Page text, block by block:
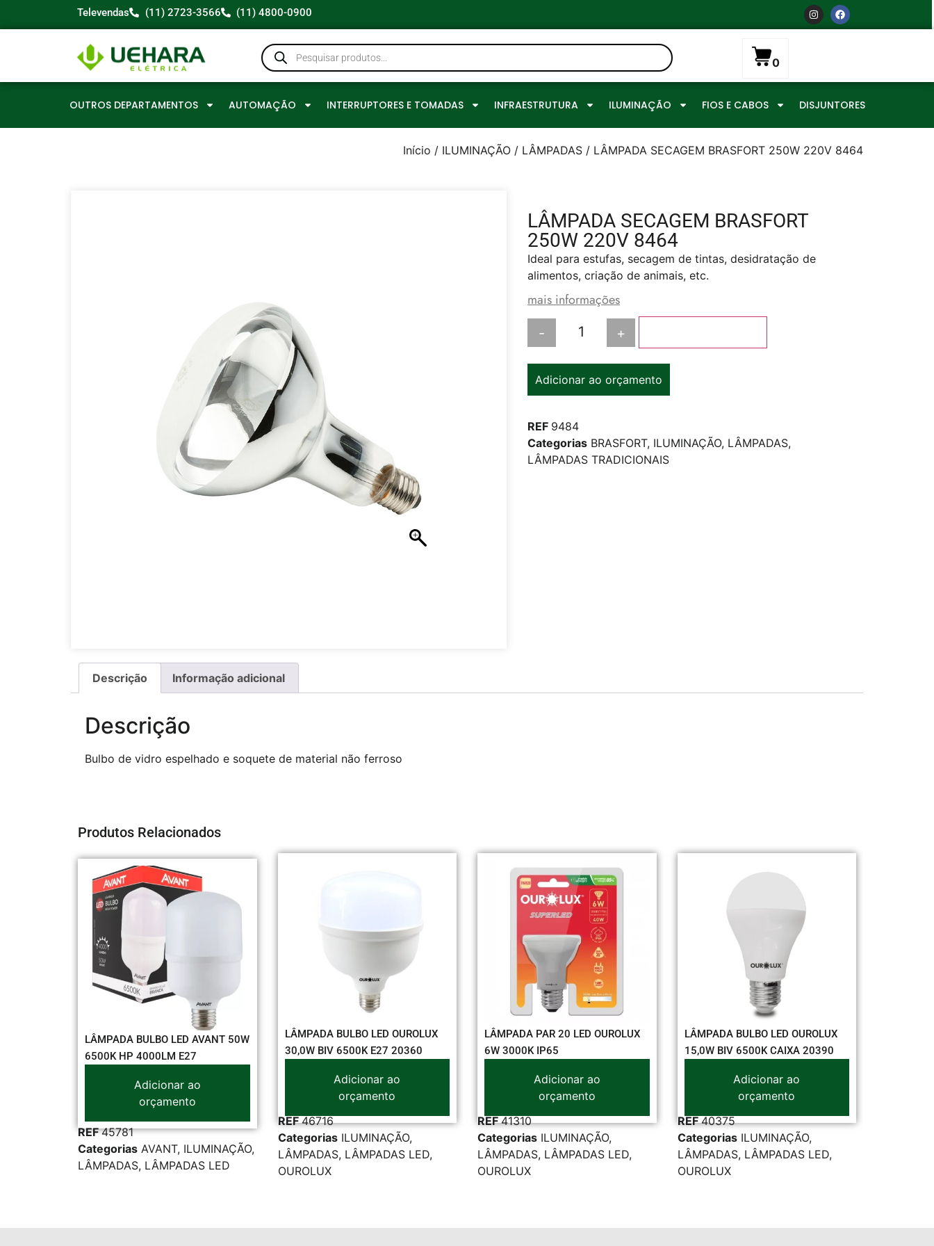
Televendas (11) 2723-3566 (11) 4800-0900
0
OUTROS DEPARTAMENTOS AUTOMAÇÃO INTERRUPTORES E TOMADAS INFRAESTRUTURA ILUMINAÇÃO FIOS E CABOS DISJUNTORES
Início / ILUMINAÇÃO / LÂMPADAS / LÂMPADA SECAGEM BRASFORT 250W 220V 8464
LÂMPADA SECAGEM BRASFORT
250W 220V 8464
Ideal para estufas, secagem de tintas, desidratação de
alimentos, criação de animais, etc.
mais informações
- +
Adicionar ao orçamento
REF 9484
Categorias BRASFORT, ILUMINAÇÃO, LÂMPADAS,
LÂMPADAS TRADICIONAIS
Descrição Informação adicional
Descrição
Bulbo de vidro espelhado e soquete de material não ferroso
Produtos Relacionados
BULBO LED AVANT 50W
HP 4000LM E27
,ILUMINAÇÃO,
LÂMPADAS LED
LÂMPADA BULBO LED OUROLUX
30,0W BIV 6500K E27 20360
REF46716
ILUMINAÇÃO,
LÂMPADAS,LÂMPADAS LED,
OUROLUX
LÂMPADA PAR 20 LED OUROLUX
6W 3000K IP65
REF41310
Categorias
ILUMINAÇÃO,
LÂMPADAS
LÂMPADAS LED,
LÂMPADA BULBO LED OUROLUX
15,0W BIV 6500K CAIXA 20390
REF40375
Categorias
ILUMINAÇÃO,
LÂMPADAS
LÂMPADAS LED,
LÂMPADA FLUOR.PHILIPS 20W
T10 (25)
REF38259
Categorias
LÂMPADAS